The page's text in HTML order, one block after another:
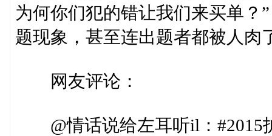
为何你们犯的错让我们来买单？
题现象，甚至连出题者都被人肉
网友评论：
@情话说给左耳听il：#2015